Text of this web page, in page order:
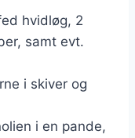
hvidløg, 2
samt evt.
i skiver og
i en pande,